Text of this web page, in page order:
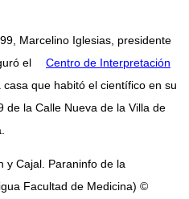
Marcelino Iglesias, presidente
el
Centro de Interpretación
casa que habitó el científico en su
de la Calle Nueva de la Villa de
y Cajal. Paraninfo de la
Facultad de Medicina) ©